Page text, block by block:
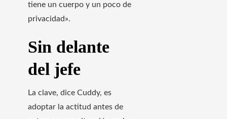
tiene un cuerpo y un poco de
privacidad».
Sin delante
del jefe
La clave, dice Cuddy, es
adoptar la actitud antes de